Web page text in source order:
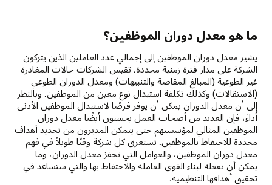
ما هو معدل دوران الموظفين؟
يشير معدل دوران الموظفين إلى إجمالي عدد العاملين الذين يتركون
الشركة على مدار فترة زمنية محددة. تقيس الشركات حالات المغادرة
غير الطوعية (المبالغ المقاصة والتنبيهات) ومعدل الدوران الطوعي
(الاستقالات) وكذلك تكلفة استبدال نوع معين من الموظفين. وبالنظر
إلى أن معدل الدوران يمكن أن يوفر فرصًا لاستبدال الموظفين الأدنى
أداءً، فإن العديد من أصحاب العمل يحسبون أيضًا معدل دوران
الموظفين المثالي لمؤسستهم حتى يتمكن المديرون من تحديد أهداف
محددة للاحتفاظ بالموظفين. تستغرق كل شركة وقتًا طويلاً في فهم
معدل دوران الموظفين، والعوامل التي تحفز معدل الدوران، وما
يمكن أن تفعله لبناء القوى العاملة والاحتفاظ بها والتي ستساعد في
تحقيق أهدافها التنظيمية.